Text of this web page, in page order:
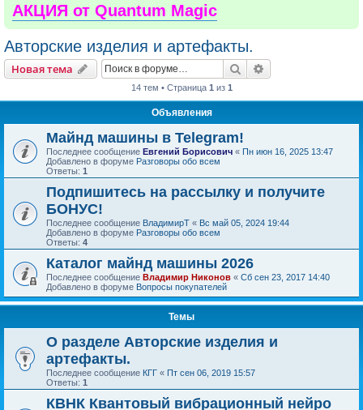
АКЦИЯ от Quantum Magic
Авторские изделия и артефакты.
Новая тема Поиск
14 тем • Страница 1 из 1
Объявления
Майнд машины в Telegram!
Последнее сообщение Евгений Борисович « Пн июн 16, 2025 13:47
Добавлено в форуме Разговоры обо всем
Ответы: 1
Подпишитесь на рассылку и получите
БОНУС!
Последнее сообщение ВладимирТ « Вс май 05, 2024 19:44
Добавлено в форуме Разговоры обо всем
Ответы: 4
Каталог майнд машины 2026
Последнее сообщение Владимир Никонов « Сб сен 23, 2017 14:40
Добавлено в форуме Вопросы покупателей
Темы
О разделе Авторские изделия и
артефакты.
Последнее сообщение КГГ « Пт сен 06, 2019 15:57
Ответы: 1
КВНК Квантовый вибрационный нейро